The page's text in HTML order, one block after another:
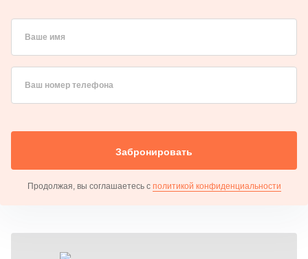
Ваше имя
Ваш номер телефона
Забронировать
Продолжая, вы соглашаетесь с политикой конфиденциальности